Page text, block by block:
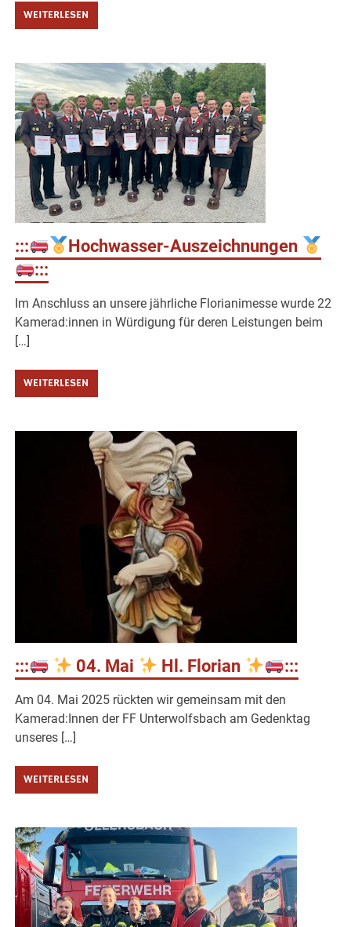
WEITERLESEN
:::
Hochwasser-Auszeichnungen
:::
Im Anschluss an unsere jährliche Florianimesse wurde 22
Kamerad:innen in Würdigung für deren Leistungen beim
[…]
WEITERLESEN
::: 04. Mai Hl. Florian :::
Am 04. Mai 2025 rückten wir gemeinsam mit den
Kamerad:Innen der FF Unterwolfsbach am Gedenktag
unseres […]
WEITERLESEN